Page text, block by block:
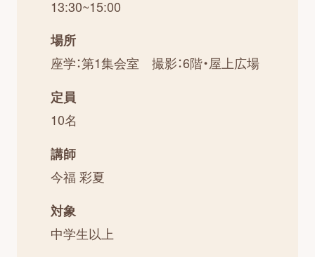
13:30~15:00
場所
座学：第1集会室 撮影：6階・屋上広場
定員
10名
講師
今福 彩夏
対象
中学生以上